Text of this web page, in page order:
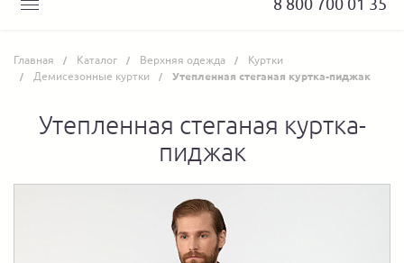
8 800 700 01 35
Главная Каталог Верхняя одежда
Куртки
Демисезонные куртки
Утепленная стеганая куртка-пиджак
Утепленная стеганая куртка-
пиджак